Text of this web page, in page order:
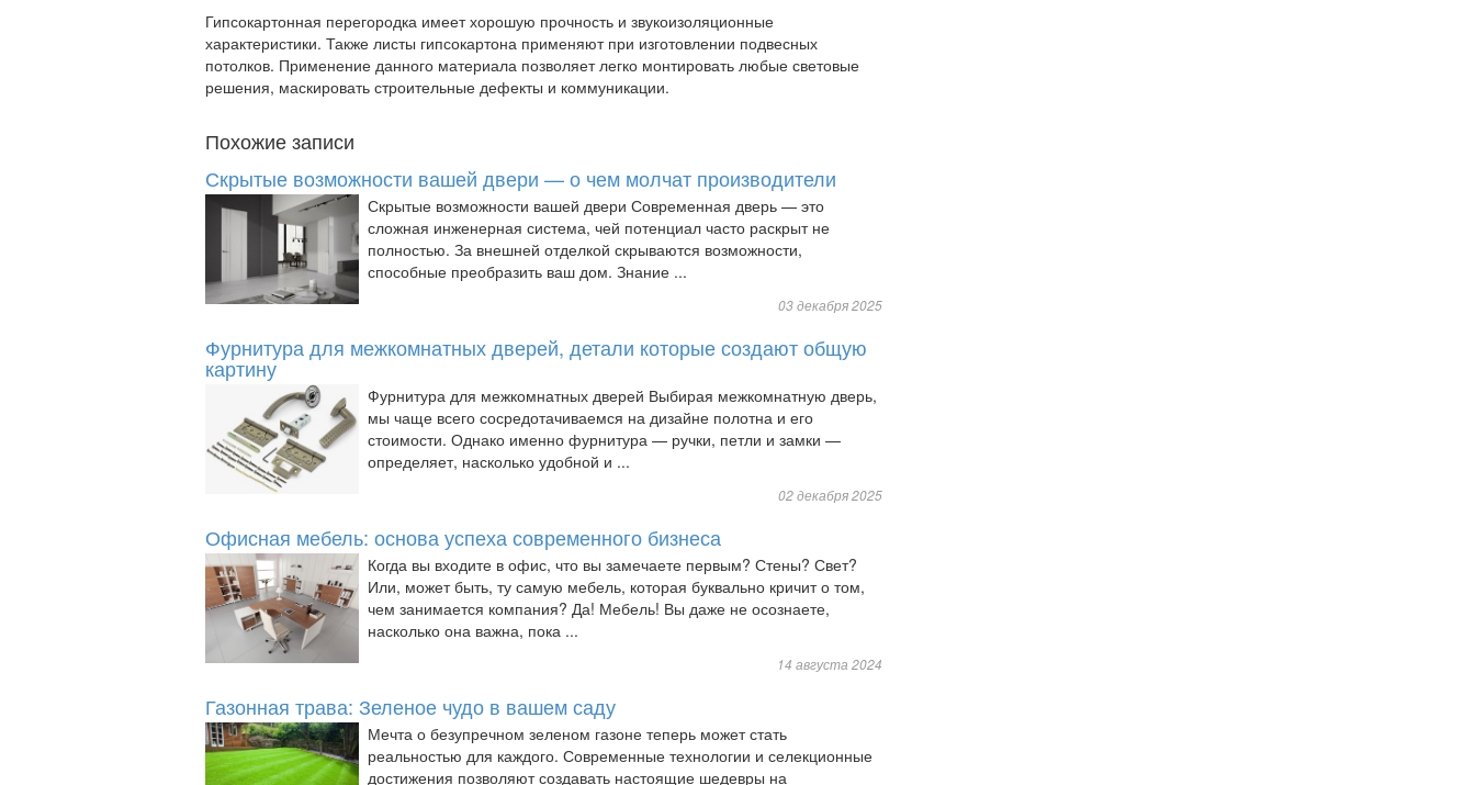
Гипсокартонная перегородка имеет хорошую прочность и звукоизоляционные
характеристики. Также листы гипсокартона применяют при изготовлении подвесных
потолков. Применение данного материала позволяет легко монтировать любые световые
решения, маскировать строительные дефекты и коммуникации.
Похожие записи
Скрытые возможности вашей двери — о чем молчат производители
Скрытые возможности вашей двери Современная дверь — это
сложная инженерная система, чей потенциал часто раскрыт не
полностью. За внешней отделкой скрываются возможности,
способные преобразить ваш дом. Знание ...
03 декабря 2025
Фурнитура для межкомнатных дверей, детали которые создают общую
картину
Фурнитура для межкомнатных дверей Выбирая межкомнатную дверь,
мы чаще всего сосредотачиваемся на дизайне полотна и его
стоимости. Однако именно фурнитура — ручки, петли и замки —
определяет, насколько удобной и ...
02 декабря 2025
Офисная мебель: основа успеха современного бизнеса
Когда вы входите в офис, что вы замечаете первым? Стены? Свет?
Или, может быть, ту самую мебель, которая буквально кричит о том,
чем занимается компания? Да! Мебель! Вы даже не осознаете,
насколько она важна, пока ...
14 августа 2024
Газонная трава: Зеленое чудо в вашем саду
Мечта о безупречном зеленом газоне теперь может стать
реальностью для каждого. Современные технологии и селекционные
достижения позволяют создавать настоящие шедевры на